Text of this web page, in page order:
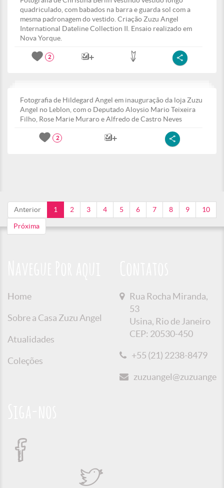
quadriculado, com babados na barra e guarda sol com a
mesma padronagem do vestido. Criação Zuzu Angel
International Dateline Collection II. Ensaio realizado em
Nova Yorque.
2
Fotografia de Hildegard Angel em inauguração da loja Zuzu
Angel no Leblon, com o Deputado Aloysio Mario Teixeira
Filho, Rose Marie Muraro e Alfredo de Castro Neves
2
Anterior 1 2 3 4 5 6 7 8 9 10
Próxima
Home
Sobre a Casa Zuzu Angel
Atualidades
Coleções
Rua Rocha Miranda,
53
Usina, Rio de Janeiro
CEP: 20530-450
+55 (21) 2238-8479